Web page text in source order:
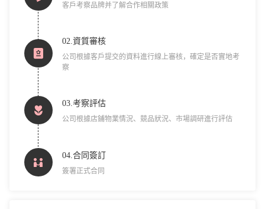
客戶考察品牌并了解合作相關政策
02.資質審核
公司根據客戶提交的資料進行線上審核，確定是否實地考
察
03.考察評估
公司根據店鋪物業情況、競品狀況、市場調研進行評估
04.合同簽訂
簽署正式合同